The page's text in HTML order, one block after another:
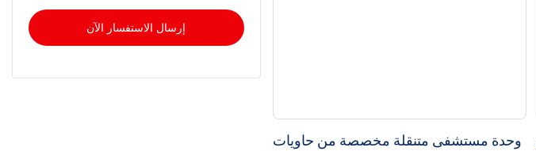
إرسال الاستفسار الآن
وحدة مستشفى متنقلة مخصصة من حاويات